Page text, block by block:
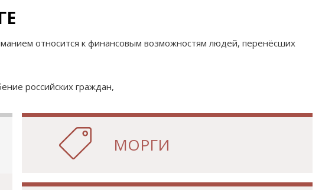
относится к финансовым возможностям людей, перенёсших
российских граждан,
МОРГИ